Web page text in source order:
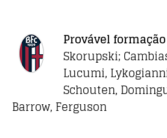
Provável
Skorupski;
Lucumi,
Schouten,
Barrow, Ferguson